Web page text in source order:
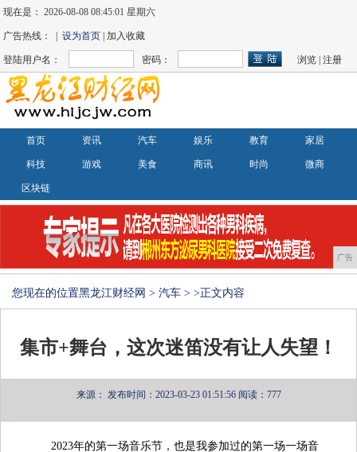
现在是：2026-08-08 08:45:01 星期六
广告热线： |设为首页 | 加入收藏
登陆用户名： 密码： 浏览 |注册
首页 资讯 汽车 娱乐 教育 家居
科技 游戏 美食 商讯 时尚 微商
区块链
广告
您现在的位置黑龙江财经网 > 汽车 > >正文内容
集市+舞台，这次迷笛没有让人失望！
来源： 发布时间：2023-03-23 01:51:56 阅读：777
2023年的第一场音乐节，也是我参加过的第一场一场音